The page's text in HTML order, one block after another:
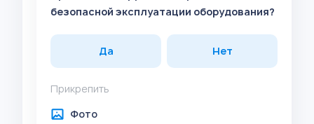
безопасной эксплуатации оборудования?
Да Нет
Прикрепить
Фото